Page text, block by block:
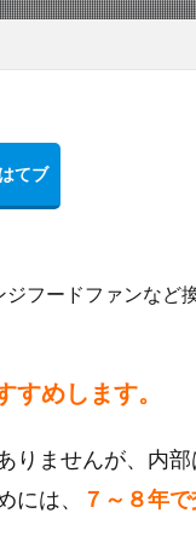
フードファンなど
めします。
りませんが、内
は、
７～８年